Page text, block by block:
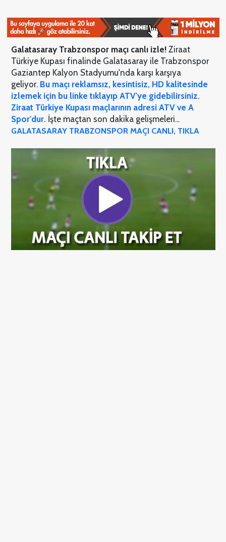
Galatasaray Trabzonspor maçı canlı izle! Ziraat
Türkiye Kupası finalinde Galatasaray ile Trabzonspor
Gaziantep Kalyon Stadyumu'nda karşı karşıya
geliyor. Bu maçı reklamsız, kesintisiz, HD kalitesinde
izlemek için bu linke tıklayıp ATV'ye gidebilirsiniz.
Ziraat Türkiye Kupası maçlarının adresi ATV ve A
Spor'dur. İşte maçtan son dakika gelişmeleri...
GALATASARAY TRABZONSPOR MAÇI CANLI, TIKLA